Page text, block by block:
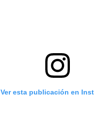
Ver esta publicación en